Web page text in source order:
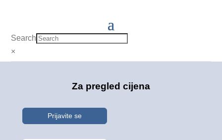
Search
×
Za pregled cijena
Prijavite se